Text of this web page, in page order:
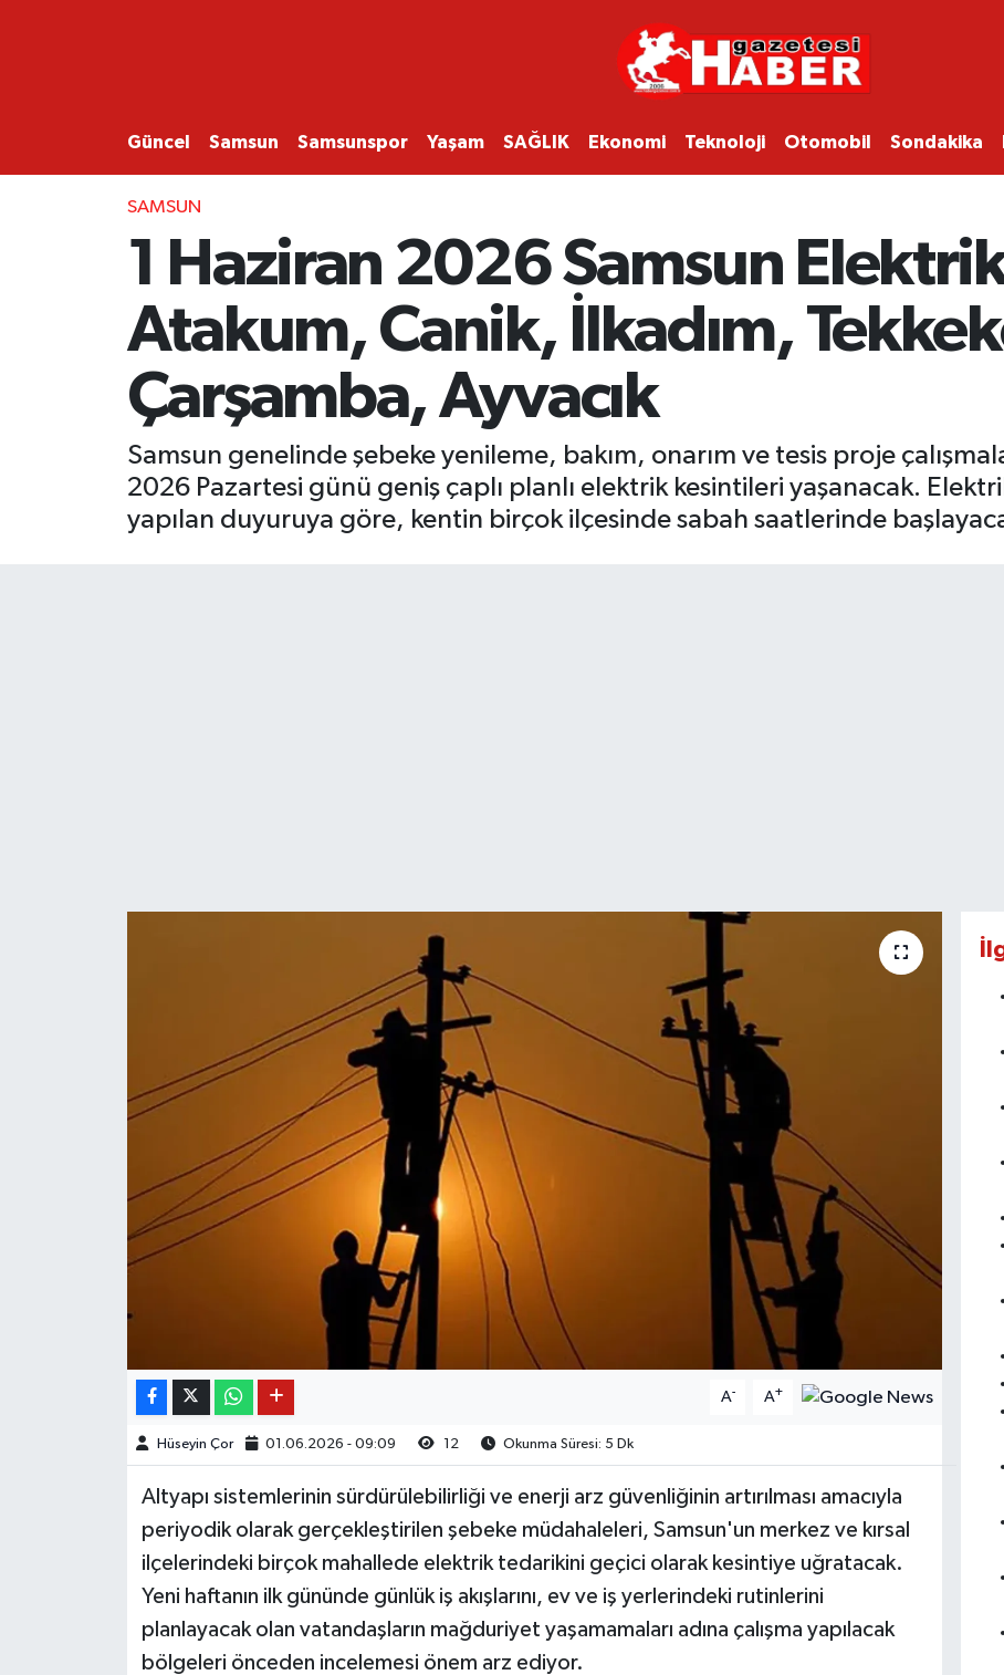
Güncel Samsun Samsunspor Yaşam SAĞLIK Ekonomi Teknoloji Otomobil Sondakika
SAMSUN
1 Haziran 2026 Samsun
Atakum, Canik, İlkadım,
Çarşamba, Ayvacık
Samsun genelinde şebeke yenileme, bakım, onarım ve tesis proje
2026 Pazartesi günü geniş çaplı planlı elektrik kesintileri yaşanacak.
yapılan duyuruya göre, kentin birçok ilçesinde sabah saatlerinde
A- A+
Hüseyin Çor 01.06.2026 - 09:09 12 Okunma Süresi: 5 Dk
Altyapı sistemlerinin sürdürülebilirliği ve enerji arz güvenliğinin artırılması amacıyla
periyodik olarak gerçekleştirilen şebeke müdahaleleri, Samsun'un merkez ve kırsal
ilçelerindeki birçok mahallede elektrik tedarikini geçici olarak kesintiye uğratacak.
Yeni haftanın ilk gününde günlük iş akışlarını, ev ve iş yerlerindeki rutinlerini
planlayacak olan vatandaşların mağduriyet yaşamamaları adına çalışma yapılacak
bölgeleri önceden incelemesi önem arz ediyor.
SAMSUN
SAMSUNSPOR
EKONOMİ